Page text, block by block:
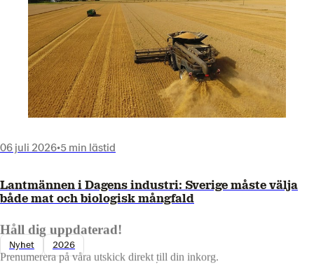
06 juli 2026•5 min lästid
Lantmännen i Dagens industri: Sverige måste välja
både mat och biologisk mångfald
Nyhet 2026
Håll dig uppdaterad!
Prenumerera på våra utskick direkt till din inkorg.